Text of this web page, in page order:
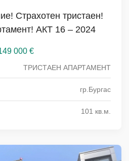
Страхотен тристаен!
АКТ 16 – 2024
000 €
ТРИСТАЕН АПАРТАМЕНТ
гр.Бургас
101 кв.м.